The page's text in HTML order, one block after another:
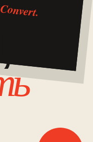
Convert.